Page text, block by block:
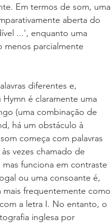
Em termos de som, uma
aberta do
...', enquanto uma
menos parcialmente
diferentes e,
é claramente uma
(uma combinação de
há um obstáculo à
começa com palavras
vezes chamado de
funciona em contraste
ou uma consoante é,
frequentemente como
a letra I. No entanto, o
inglesa por